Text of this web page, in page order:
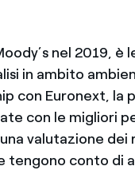
nel 2019,
in ambito
con Euronext, la
con le migliori
valutazione
tengono conto di